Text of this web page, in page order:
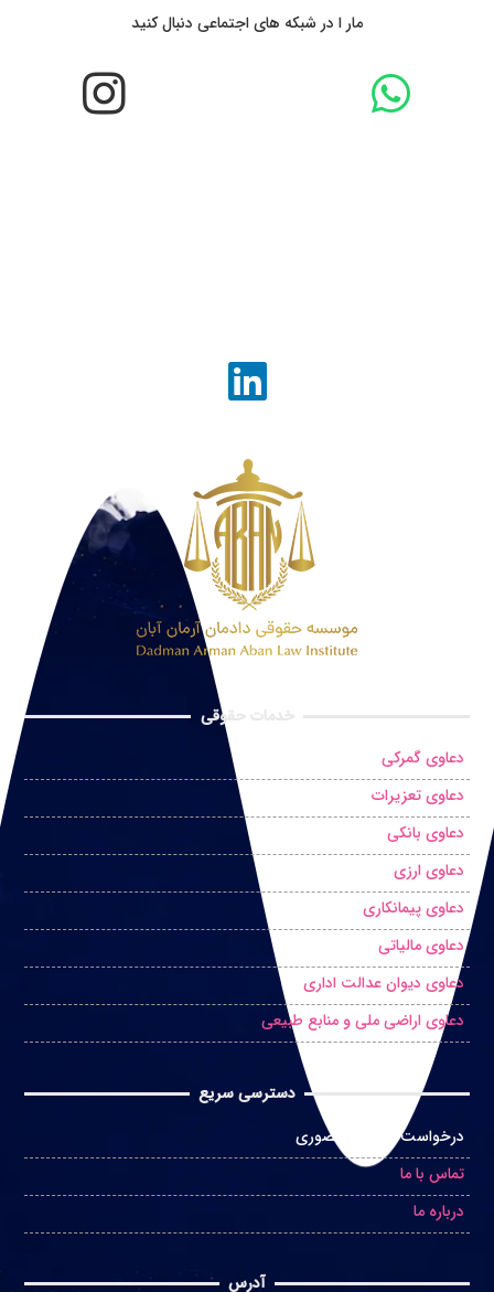
مار ا در شبکه های اجتماعی دنبال کنید
خدمات حقوقی
دعاوی گمرکی
دعاوی تعزیرات
دعاوی بانکی
دعاوی ارزی
دعاوی پیمانکاری
دعاوی مالیاتی
دعاوی دیوان عدالت اداری
دعاوی اراضی ملی و منابع طبیعی
دسترسی سریع
درخواست مشاوره حضوری
تماس با ما
درباره ما
آدرس